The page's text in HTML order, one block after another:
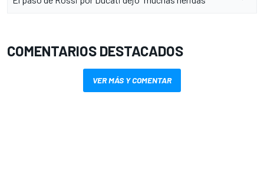
COMENTARIOS DESTACADOS
VER MÁS Y COMENTAR